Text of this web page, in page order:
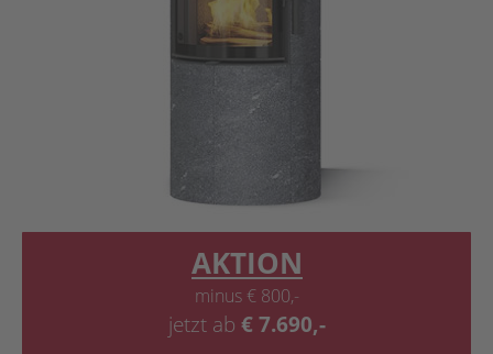
AKTION
minus € 800,-
jetzt ab € 7.690,-